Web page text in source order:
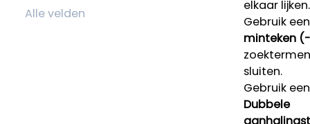
elkaar lijken.
Gebruik een
minteken
sluiten.
Gebruik een
Dubbele